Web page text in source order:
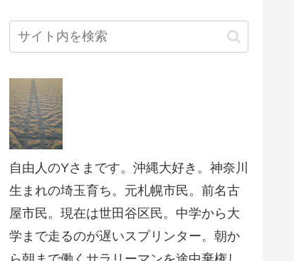
自由人のYさまです。沖縄大好き。神奈川
生まれの埼玉育ち。元札幌市民。前名古
屋市民。現在は世田谷区民。中学から大
学まで走るのが遅いスプリンター。朝か